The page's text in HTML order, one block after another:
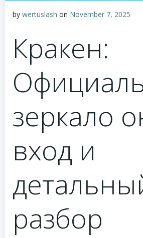
by wertuslash on November 7, 2025
Кракен:
зеркало
вход и
разбор